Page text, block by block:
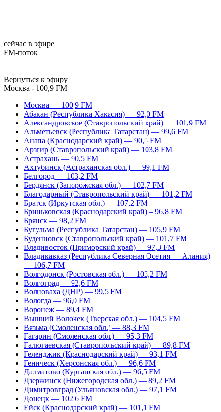
сейчас в эфире
FM-поток
Вернуться к эфиру
Москва - 100,9 FM
Москва — 100,9 FM
Абакан (Республика Хакасия) — 92,0 FM
Александровское (Ставропольский край) — 101,9 FM
Альметьевск (Республика Татарстан) — 99,6 FM
Анапа (Краснодарский край) — 90,5 FM
Арзгир (Ставропольский край) — 103,8 FM
Астрахань — 90,5 FM
Ахтубинск (Астраханская обл.) — 99,1 FM
Белгород — 103,2 FM
Бердянск (Запорожская обл.) — 102,7 FM
Благодарный (Ставропольский край) — 101,2 FM
Братск (Иркутская обл.) — 107,2 FM
Бриньковская (Краснодарский край) – 96,8 FM
Брянск — 98,2 FM
Бугульма (Республика Татарстан) — 105,9 FM
Буденновск (Ставропольский край) — 101,7 FM
Владивосток (Приморский край) — 97,3 FM
Владикавказ (Республика Северная Осетия — Алания)
— 106,7 FM
Волгодонск (Ростовская обл.) — 103,2 FM
Волгоград — 92,6 FM
Волноваха (ДНР) — 99,5 FM
Вологда — 96,0 FM
Воронеж — 89,4 FM
Вышний Волочек (Тверская обл.) — 104,5 FM
Вязьма (Смоленская обл.) — 88,3 FM
Гагарин (Смоленская обл.) — 95,3 FM
Галюгаевская (Ставропольский край) — 89,8 FM
Геленджик (Краснодарский край) — 93,1 FM
Геническ (Херсонская обл.) — 96,6 FM
Далматово (Курганская обл.) — 96,5 FM
Дзержинск (Нижегородская обл.) — 89,2 FM
Димитровград (Ульяновская обл.) — 97,1 FM
Донецк — 102,6 FM
Ейск (Краснодарский край) — 101,1 FM